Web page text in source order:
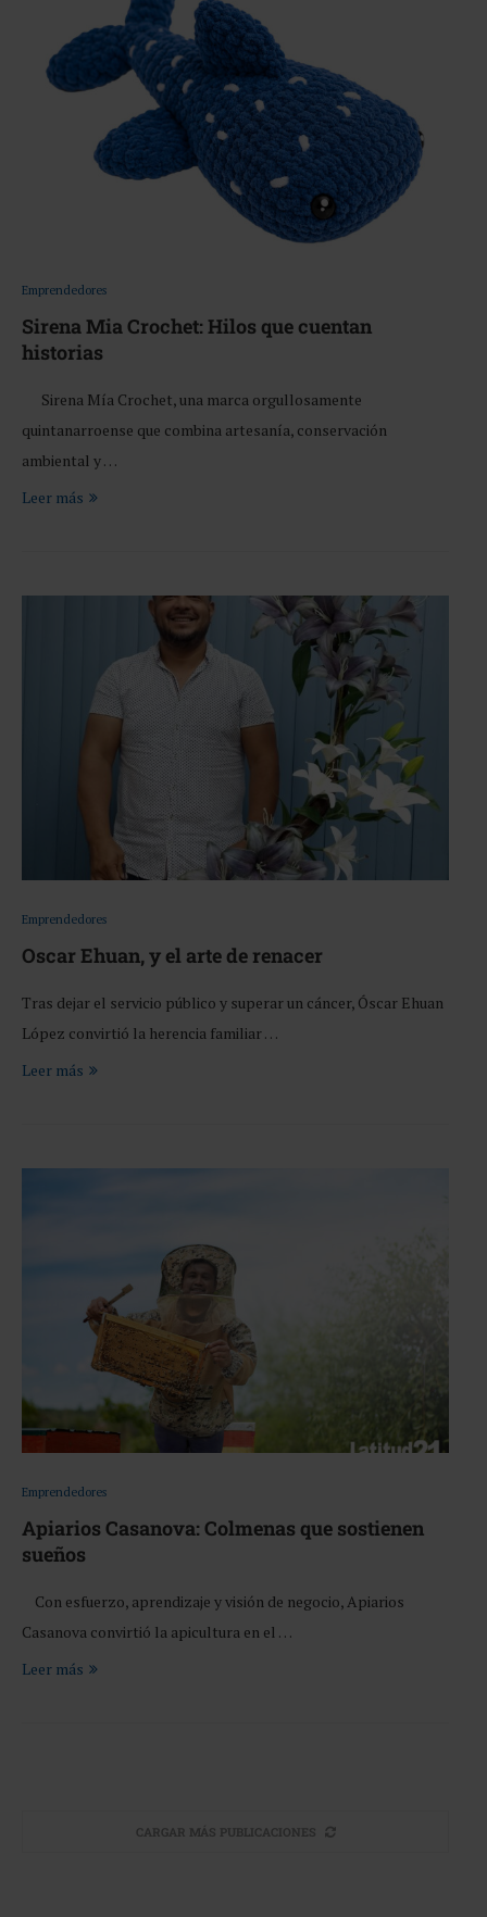
Emprendedores
Sirena Mia Crochet: Hilos que cuentan
historias
Sirena Mía Crochet, una marca orgullosamente
quintanarroense que combina artesanía, conservación
ambiental y …
Leer más
Emprendedores
Oscar Ehuan, y el arte de renacer
Tras dejar el servicio público y superar un cáncer, Óscar Ehuan
López convirtió la herencia familiar …
Leer más
Emprendedores
Apiarios Casanova: Colmenas que sostienen
sueños
Con esfuerzo, aprendizaje y visión de negocio, Apiarios
Casanova convirtió la apicultura en el …
Leer más
CARGAR MÁS PUBLICACIONES